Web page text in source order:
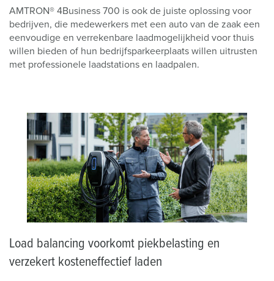
AMTRON® 4Business 700 is ook de juiste oplossing voor
bedrijven, die medewerkers met een auto van de zaak een
eenvoudige en verrekenbare laadmogelijkheid voor thuis
willen bieden of hun bedrijfsparkeerplaats willen uitrusten
met professionele laadstations en laadpalen.
Load balancing voorkomt piekbelasting en
verzekert kosteneffectief laden